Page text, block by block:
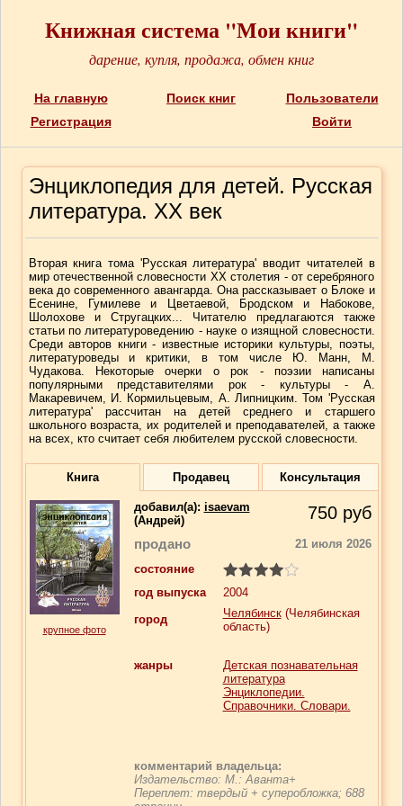
Книжная система "Мои книги"
дарение, купля, продажа, обмен книг
На главную Поиск книг
Пользователи
Регистрация
Войти
Энциклопедия для детей. Русская
литература. XX век
Вторая книга тома 'Русская литература' вводит читателей в
мир отечественной словесности XX столетия - от серебряного
века до современного авангарда. Она рассказывает о Блоке и
Есенине, Гумилеве и Цветаевой, Бродском и Набокове,
Шолохове и Стругацких... Читателю предлагаются также
статьи по литературоведению - науке о изящной словесности.
Среди авторов книги - известные историки культуры, поэты,
литературоведы и критики, в том числе Ю. Манн, М.
Чудакова. Некоторые очерки о рок - поэзии написаны
популярными представителями рок - культуры - А.
Макаревичем, И. Кормильцевым, А. Липницким. Том 'Русская
литература' рассчитан на детей среднего и старшего
школьного возраста, их родителей и преподавателей, а также
на всех, кто считает себя любителем русской словесности.
Книга Продавец Консультация
крупное фото
добавил(a): isaevam
(Андрей)
750 руб
продано
21 июля 2026
состояние
год выпуска
2004
город
Челябинск(Челябинская
область)
жанры
Детская познавательная
литература
Энциклопедии.
Справочники. Словари.
комментарий владельца:
Издательство: М.: Аванта+
Переплет: твердый + суперобложка; 688